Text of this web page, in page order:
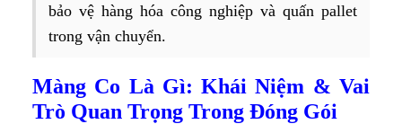
bảo vệ hàng hóa công nghiệp và quấn pallet
trong vận chuyển.
Màng Co Là Gì: Khái Niệm & Vai
Trò Quan Trọng Trong Đóng Gói